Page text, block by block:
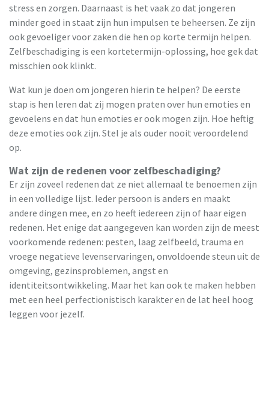
stress en zorgen. Daarnaast is het vaak zo dat jongeren
minder goed in staat zijn hun impulsen te beheersen. Ze zijn
ook gevoeliger voor zaken die hen op korte termijn helpen.
Zelfbeschadiging is een kortetermijn-oplossing, hoe gek dat
misschien ook klinkt.
Wat kun je doen om jongeren hierin te helpen? De eerste
stap is hen leren dat zij mogen praten over hun emoties en
gevoelens en dat hun emoties er ook mogen zijn. Hoe heftig
deze emoties ook zijn. Stel je als ouder nooit veroordelend
op.
Wat zijn de redenen voor zelfbeschadiging?
Er zijn zoveel redenen dat ze niet allemaal te benoemen zijn
in een volledige lijst. Ieder persoon is anders en maakt
andere dingen mee, en zo heeft iedereen zijn of haar eigen
redenen. Het enige dat aangegeven kan worden zijn de meest
voorkomende redenen: pesten, laag zelfbeeld, trauma en
vroege negatieve levenservaringen, onvoldoende steun uit de
omgeving, gezinsproblemen, angst en
identiteitsontwikkeling. Maar het kan ook te maken hebben
met een heel perfectionistisch karakter en de lat heel hoog
leggen voor jezelf.